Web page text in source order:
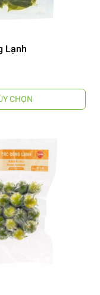
Lạnh
CHỌN